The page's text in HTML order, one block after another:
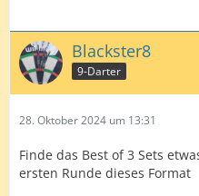
Blackster8
9-Darter
28. Oktober 2024 um 13:31
Finde das Best of 3 Sets
ersten Runde dieses Format